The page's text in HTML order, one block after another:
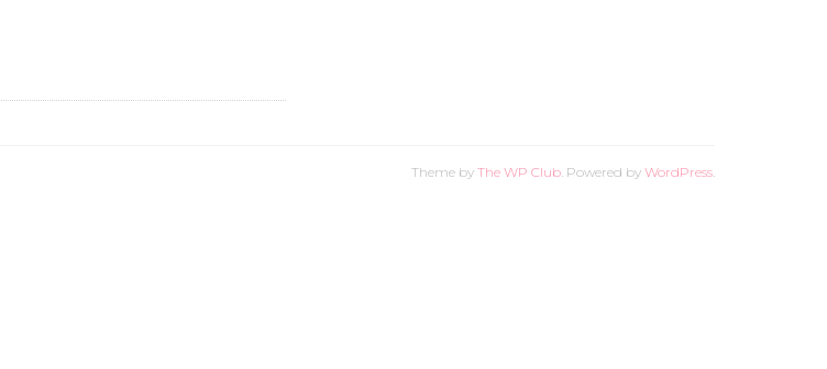
Theme by The WP Club. Powered by WordPress.